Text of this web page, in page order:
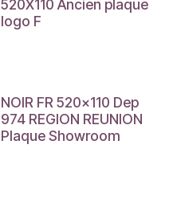
520X110 Ancien plaque
logo F
NOIR FR 520x110 Dep
974 REGION REUNION
Plaque Showroom